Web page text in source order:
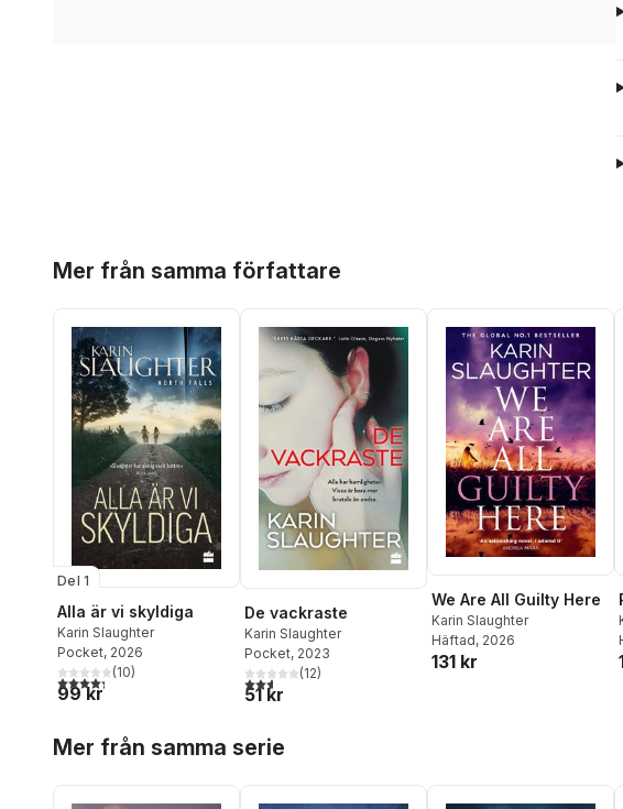
Mer från samma författare
Del 1
Alla är vi skyldiga
Karin Slaughter
Pocket, 2026
4,3utav 5 stjärnor. Totalt antal röster:
(10)
99 kr
De vackraste
Karin Slaughter
Pocket, 2023
2,6utav 5 stjärnor. Totalt antal röster:
(12)
51 kr
We Are All Guilty Here
Karin Slaughter
Häftad, 2026
131 kr
Mer från samma serie